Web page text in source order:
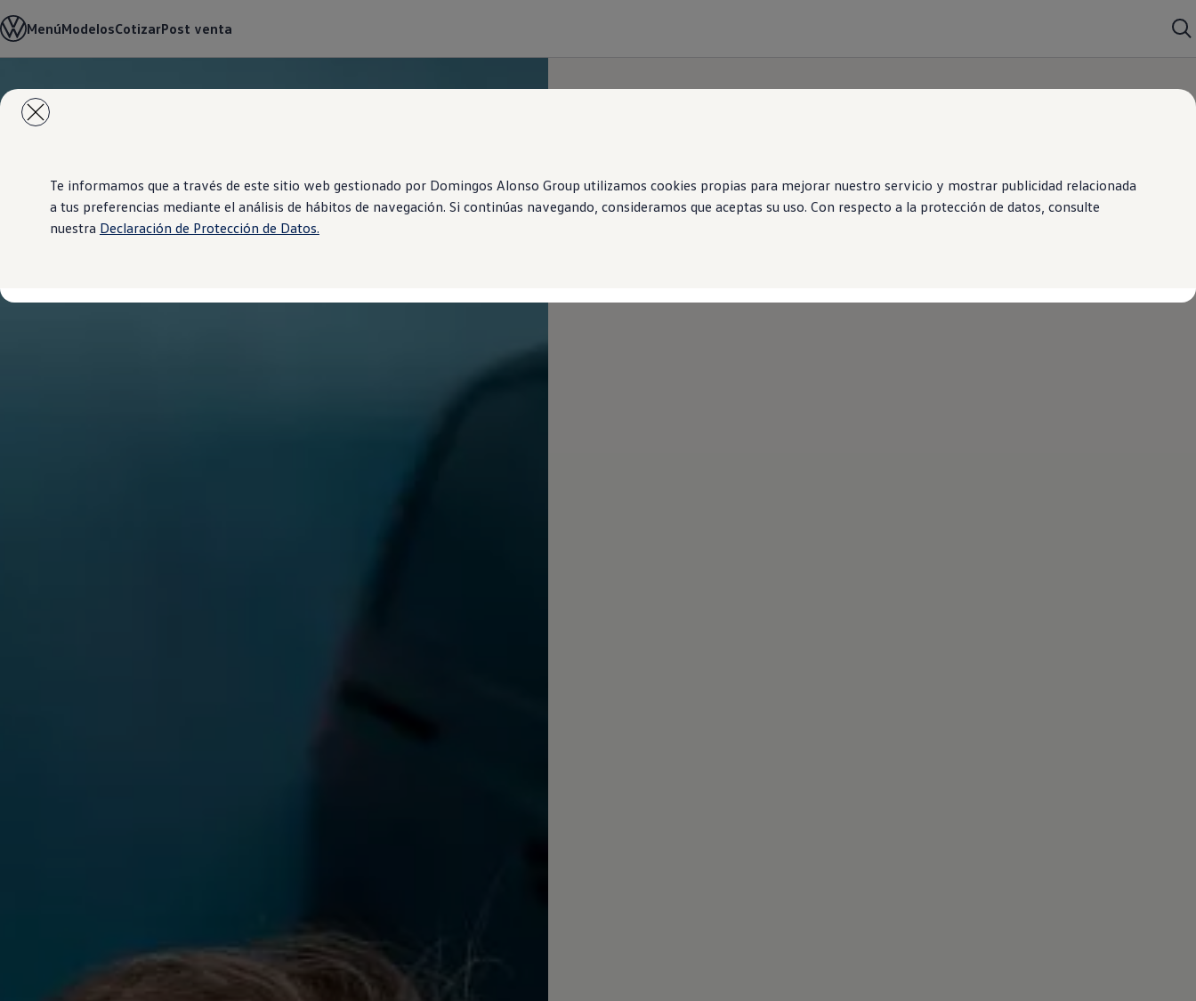
Te informamos que a través de este sitio web gestionado por Domingos Alonso Group utilizamos cookies propias para mejorar nuestro servicio y mostrar publicidad relacionada
a tus preferencias mediante el análisis de hábitos de navegación. Si continúas navegando, consideramos que aceptas su uso. Con respecto a la protección de datos, consulte
nuestra Declaración de Protección de Datos.
contenido
a pie
MenúModelosCotizarPost venta
Modelos y Showrooms
Concesionarios
Cotiza aquí
Contáctenos
Marca y Experiencia
Postventas
Servicios
Piezas originales
Manuales Volkswagen